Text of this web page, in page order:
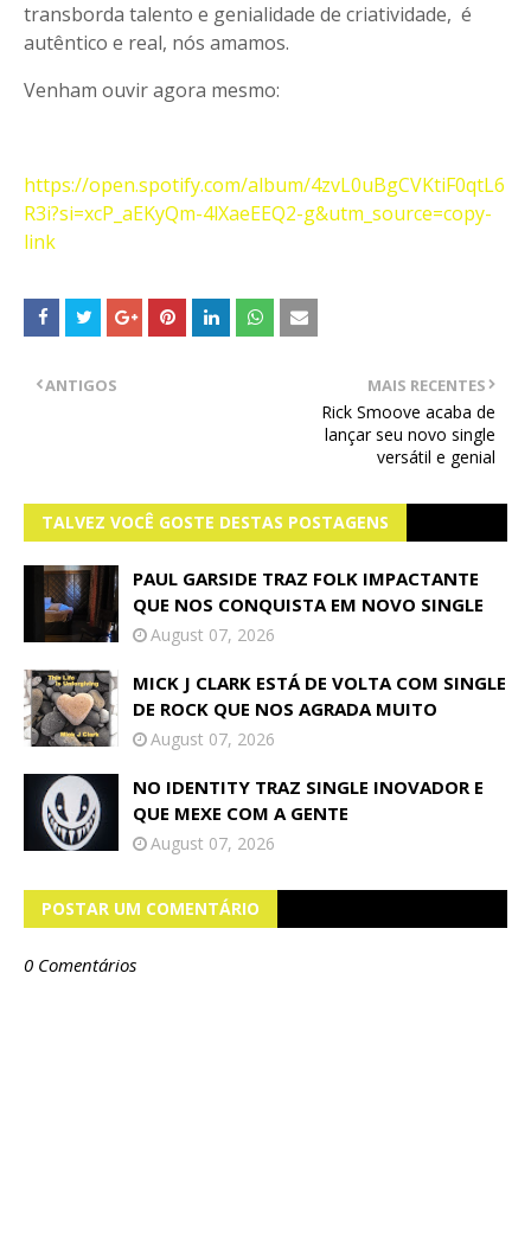
transborda talento e genialidade de criatividade, é
autêntico e real, nós amamos.
Venham ouvir agora mesmo:
https://open.spotify.com/album/4zvL0uBgCVKtiF0qtL6
R3i?si=xcP_aEKyQm-4lXaeEEQ2-g&utm_source=copy-
link
MAIS RECENTES
Rick Smoove acaba de
lançar seu novo single
versátil e genial
ANTIGOS
TALVEZ VOCÊ GOSTE DESTAS POSTAGENS
PAUL GARSIDE TRAZ FOLK IMPACTANTE
QUE NOS CONQUISTA EM NOVO SINGLE
August 07, 2026
MICK J CLARK ESTÁ DE VOLTA COM SINGLE
DE ROCK QUE NOS AGRADA MUITO
August 07, 2026
NO IDENTITY TRAZ SINGLE INOVADOR E
QUE MEXE COM A GENTE
August 07, 2026
POSTAR UM COMENTÁRIO
0 Comentários